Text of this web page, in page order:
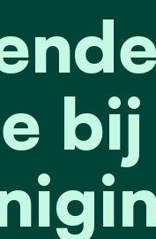
bij